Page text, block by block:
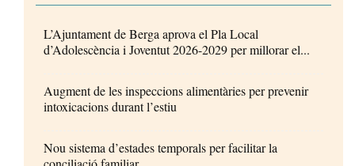
L’Ajuntament de Berga aprova el Pla Local
d’Adolescència i Joventut 2026-2029 per millorar el...
Augment de les inspeccions alimentàries per prevenir
intoxicacions durant l’estiu
Nou sistema d’estades temporals per facilitar la